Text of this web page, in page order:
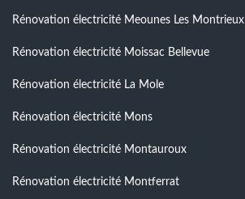
Rénovation électricité Meounes Les Montrieux
Rénovation électricité Moissac Bellevue
Rénovation électricité La Mole
Rénovation électricité Mons
Rénovation électricité Montauroux
Rénovation électricité Montferrat